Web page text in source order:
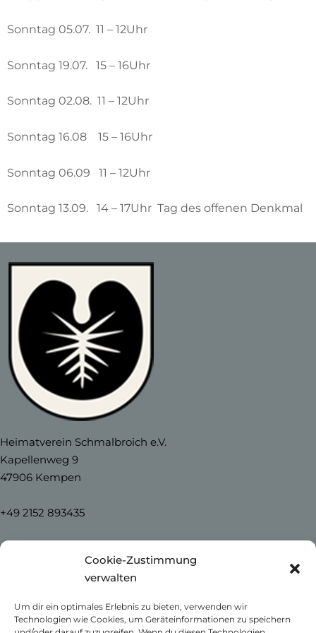
Cookie-Zustimmung
verwalten
Um dir ein optimales Erlebnis zu bieten, verwenden wir
Technologien wie Cookies, um Geräteinformationen zu speichern
Sonntag 05.07. 11 – 12Uhr
Sonntag 19.07. 15 – 16Uhr
Sonntag 02.08. 11 – 12Uhr
Sonntag 16.08 15 – 16Uhr
Sonntag 06.09 11 – 12Uhr
Sonntag 13.09. 14 – 17Uhr Tag des offenen Denkmal
Heimatverein Schmalbroich e.V.
Kapellenweg 9
47906 Kempen
+49 2152 893435
info@heimatverein-schmalbroich.de
News
Unser Schmalbroich